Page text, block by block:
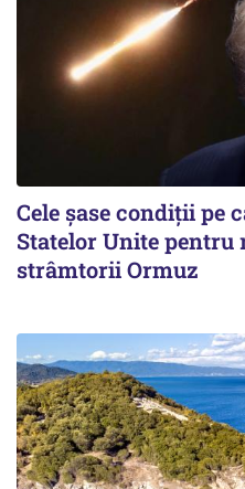
Cele șase condiții pe
Statelor Unite pentru
strâmtorii Ormuz